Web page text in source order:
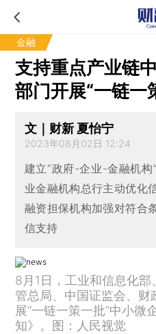
金融
支持重点产业链
部门开展“一链一
文｜财新 夏怡宁
2023年08月02日 12:24
建立“政府-企业-金融机
业金融机构总行主动优化
融资担保机构加强对符合
信支持
8月1日，工业和信息化
管总局、中国证监会、
展“一链一策一批”中小微
知》。图：人民视觉